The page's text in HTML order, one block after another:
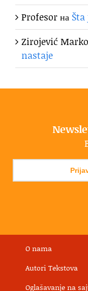
Profesorна
Zirojević Marko
nastaje
O nama
Autori Tekstova
Oglašavanje na